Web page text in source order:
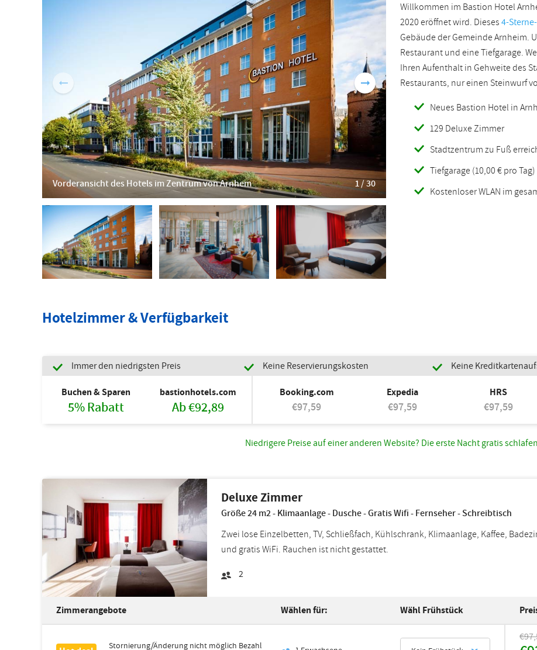
Rumänisch Türkisch
Vorderansicht des Hotels im Zentrum von Arnhem 1 / 30
Willkommen im Bastion Hotel
2020 eröffnet wird. Dieses4-
Gebäude der Gemeinde Arnheim.
Restaurant und eine Tiefgarage.
Ihren Aufenthalt in Gehweite des
Restaurants, nur einen Steinwurf
Neues Bastion Hotel in
129 Deluxe Zimmer
Stadtzentrum zu Fuß
Tiefgarage (10,00 € pro Tag)
Kostenloser WLAN im
Hotelzimmer & Verfügbarkeit
Immer den niedrigsten Preis Keine Reservierungskosten Keine
Buchen & Sparen
5% Rabatt
bastionhotels.com
Ab €92,89
Booking.com
€97,59
Expedia
€97,59
HRS
€97,59
Niedrigere Preise auf einer anderen Website? Die erste Nacht gratis
Deluxe Zimmer
Größe 24 m2 - Klimaanlage - Dusche - Gratis Wifi - Fernseher - Schreibtisch
Zwei lose Einzelbetten, TV, Schließfach, Kühlschrank, Klimaanlage, Kaffee,
und gratis WiFi. Rauchen ist nicht gestattet.
2
Zimmerangebote Wählen für: Wähl Frühstück
Stornierung/Änderung nicht möglich Bezahl